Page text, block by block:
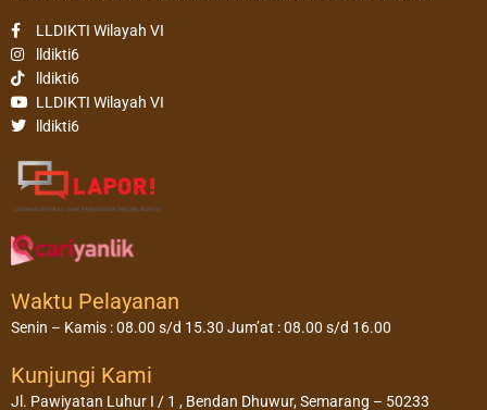
LLDIKTI Wilayah VI
lldikti6
lldikti6
LLDIKTI Wilayah VI
lldikti6
Waktu Pelayanan
Senin – Kamis : 08.00 s/d 15.30 Jum’at : 08.00 s/d 16.00
Kunjungi Kami
Jl. Pawiyatan Luhur I / 1 , Bendan Dhuwur, Semarang – 50233